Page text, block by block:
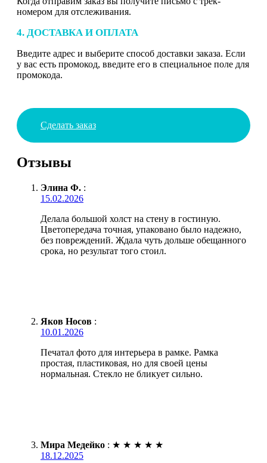
номером для отслеживания.
4. ДОСТАВКА И ОПЛАТА
Введите адрес и выберите способ доставки заказа. Если
у вас есть промокод, введите его в специальное поле для
промокода.
Сделать заказ
Отзывы
Элина Ф. :
15.02.2026
Делала большой холст на стену в гостиную.
Цветопередача точная, упаковано было надежно,
без повреждений. Ждала чуть дольше обещанного
срока, но результат того стоил.
Яков Носов :
10.01.2026
Печатал фото для интерьера в рамке. Рамка
простая, пластиковая, но для своей цены
нормальная. Стекло не бликует сильно.
Мира Медейко : ★ ★ ★ ★ ★
18.12.2025